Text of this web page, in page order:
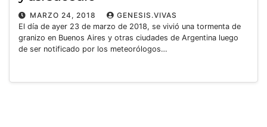
MARZO 24, 2018
GENESIS.VIVAS
El día de ayer 23 de marzo de 2018, se vivió una tormenta de
granizo en Buenos Aires y otras ciudades de Argentina luego
de ser notificado por los meteorólogos…